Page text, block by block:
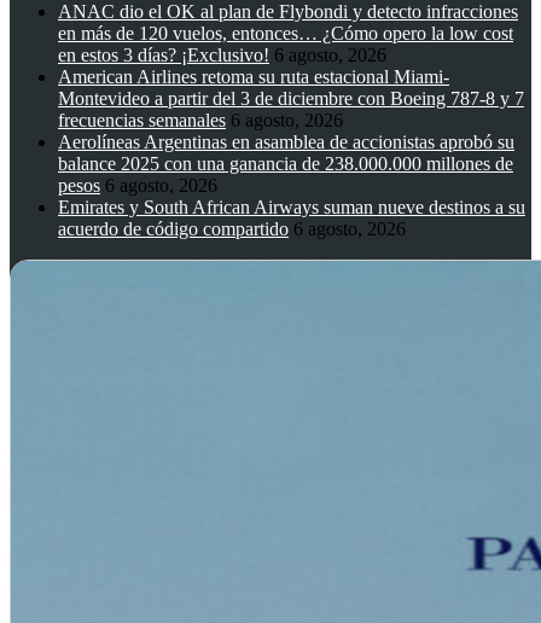
ANAC dio el OK al plan de Flybondi y detecto infracciones
en más de 120 vuelos, entonces… ¿Cómo opero la low cost
en estos 3 días? ¡Exclusivo! 6 agosto, 2026
American Airlines retoma su ruta estacional Miami-
Montevideo a partir del 3 de diciembre con Boeing 787-8 y 7
frecuencias semanales 6 agosto, 2026
Aerolíneas Argentinas en asamblea de accionistas aprobó su
balance 2025 con una ganancia de 238.000.000 millones de
pesos 6 agosto, 2026
Emirates y South African Airways suman nueve destinos a su
acuerdo de código compartido 6 agosto, 2026